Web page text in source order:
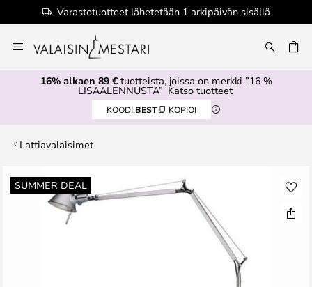
Varastotuotteet lähetetään 1 arkipäivän sisällä
to
Content
16% alkaen 89 €tuotteista, joissa on merkki ”16 %
LISÄALENNUSTA” Katso tuotteet
KOODI:BEST KOPIOI
Lattiavalaisimet
SUMMER DEAL
Skip
to